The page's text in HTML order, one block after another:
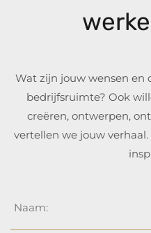
Wat zijn jouw wensen en
bedrijfsruimte? Ook
creëren, ontwerpen,
vertellen we jouw